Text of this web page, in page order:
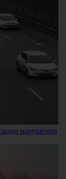
нарушения